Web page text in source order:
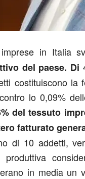
in Italia
del paese. Di
costituiscono la
lo 0,09%
del tessuto
fatturato
di 10 addetti,
in media un